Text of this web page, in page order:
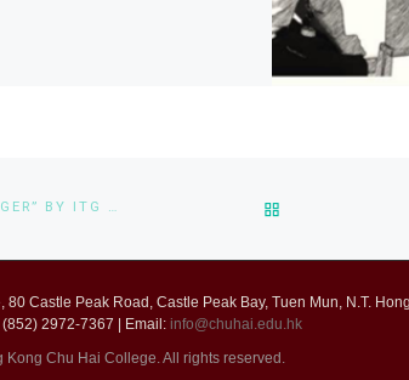
HEAD OF COMPUTER SCIENCE AWARDED “EXCELLENT MANAGER” BY ITG EDUCATION
Castle Peak Road, Castle Peak Bay, Tuen Mun, N.T.
2972-7367 | Email: info@chuhai.edu.hk
Chu Hai College. All rights reserved.